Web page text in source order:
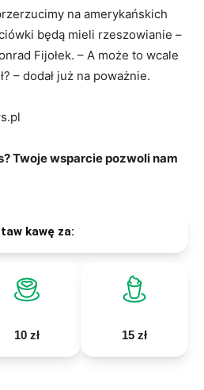
na amerykańskich
będą mieli rzeszowianie –
Fijołek. – A może to wcale
– dodał już na poważnie.
Twoje wsparcie pozwoli nam
kawę za:
10 zł 15 zł